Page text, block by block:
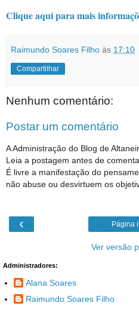
Clique aqui para mais
Raimundo Soares Filho às 17:10
Compartilhar
Nenhum comentário:
Postar um comentário
A Administração do Blog de
Leia a postagem antes de
É livre a manifestação do
não abuse ou desvirtuem os
‹ Página
Ver versão
Administradores:
Alana Soares
Raimundo Soares Filho